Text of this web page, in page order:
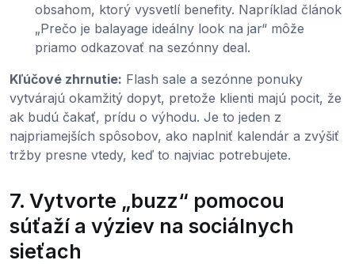
obsahom, ktorý vysvetlí benefity. Napríklad článok
„Prečo je balayage ideálny look na jar“ môže
priamo odkazovať na sezónny deal.
Kľúčové zhrnutie: Flash sale a sezónne ponuky
vytvárajú okamžitý dopyt, pretože klienti majú pocit, že
ak budú čakať, prídu o výhodu. Je to jeden z
najpriamejších spôsobov, ako naplniť kalendár a zvýšiť
tržby presne vtedy, keď to najviac potrebujete.
7. Vytvorte „buzz“ pomocou
súťaží a výziev na sociálnych
sieťach